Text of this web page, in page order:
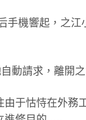
機響起，之江
動請求，離開
于怙恃在外務